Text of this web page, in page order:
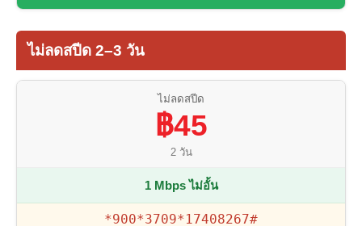
ไม่ลดสปีด 2–3 วัน
ไม่ลดสปีด
฿45
2 วัน
1 Mbps ไม่อั้น
*900*3709*17408267#